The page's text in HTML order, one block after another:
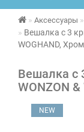
Аксессуары
Вешалка с 3
WOGHAND,
Вешалка с
WONZON
NEW